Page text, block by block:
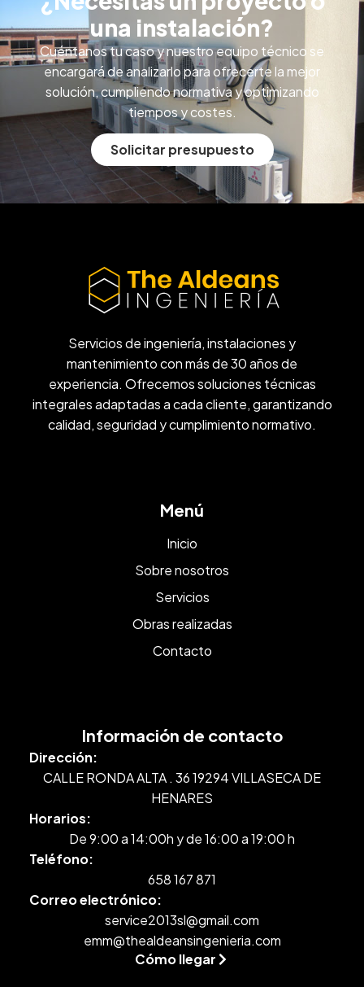
una instalación?
Cuéntanos tu caso y nuestro equipo técnico se
encargará de analizarlo para ofrecerte la mejor
solución, cumpliendo normativa y optimizando
tiempos y costes.
Solicitar presupuesto
Servicios de ingeniería, instalaciones y
mantenimiento con más de 30 años de
experiencia. Ofrecemos soluciones técnicas
integrales adaptadas a cada cliente, garantizando
calidad, seguridad y cumplimiento normativo.
Menú
Inicio
Sobre nosotros
Servicios
Obras realizadas
Contacto
Información de contacto
Dirección:
CALLE RONDA ALTA . 36 19294 VILLASECA DE
HENARES
Horarios:
De 9:00 a 14:00h y de 16:00 a 19:00 h
Teléfono:
658 167 871
Correo electrónico:
service2013sl@gmail.com
emm@thealdeansingenieria.com
Cómo llegar